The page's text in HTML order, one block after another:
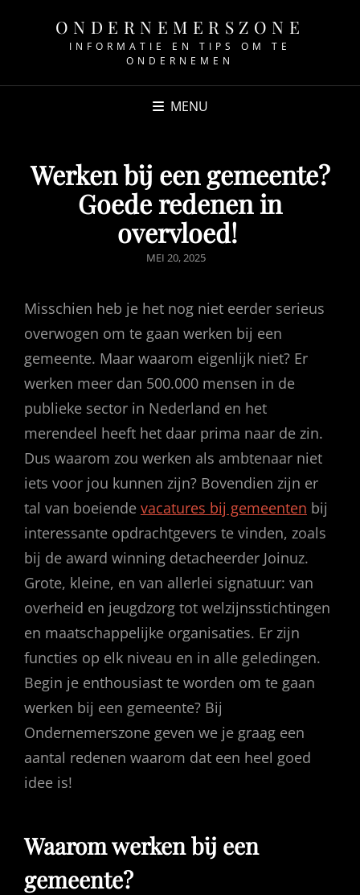
ONDERNEMERSZONE
INFORMATIE EN TIPS OM TE
ONDERNEMEN
MENU
Werken bij een gemeente?
Goede redenen in
overvloed!
GEPUBLICEERD
MEI 20, 2025
Misschien heb je het nog niet eerder serieus
overwogen om te gaan werken bij een
gemeente. Maar waarom eigenlijk niet? Er
werken meer dan 500.000 mensen in de
publieke sector in Nederland en het
merendeel heeft het daar prima naar de zin.
Dus waarom zou werken als ambtenaar niet
iets voor jou kunnen zijn? Bovendien zijn er
tal van boeiende vacatures bij gemeenten bij
interessante opdrachtgevers te vinden, zoals
bij de award winning detacheerder Joinuz.
Grote, kleine, en van allerlei signatuur: van
overheid en jeugdzorg tot welzijnsstichtingen
en maatschappelijke organisaties. Er zijn
functies op elk niveau en in alle geledingen.
Begin je enthousiast te worden om te gaan
werken bij een gemeente? Bij
Ondernemerszone geven we je graag een
aantal redenen waarom dat een heel goed
idee is!
Waarom werken bij een
gemeente?